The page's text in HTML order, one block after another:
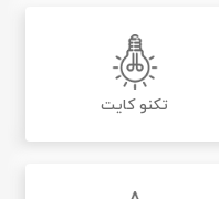
تکنو کایت